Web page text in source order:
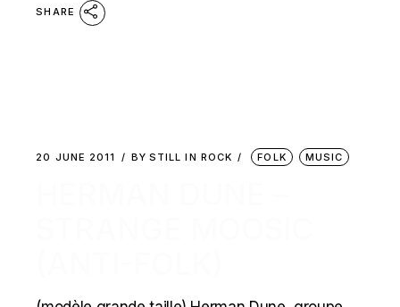
SHARE
20 JUNE 2011 BY STILL IN ROCK FOLK MUSIC